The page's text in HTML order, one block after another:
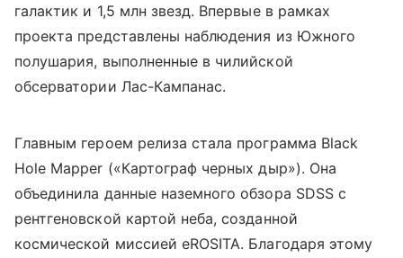
галактик и 1,5 млн звезд. Впервые в рамках
проекта представлены наблюдения из Южного
полушария, выполненные в чилийской
обсерватории Лас-Кампанас.
Главным героем релиза стала программа Black
Hole Mapper («Картограф черных дыр»). Она
объединила данные наземного обзора SDSS с
рентгеновской картой неба, созданной
космической миссией eROSITA. Благодаря этому